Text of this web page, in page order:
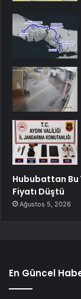
Hububattan Bu
Fiyatı Düştü
Ağustos 5, 2026
En Güncel